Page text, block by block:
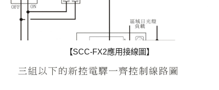
【延時多處燈光控制圖】
【SCC-FX2應用接線圖】